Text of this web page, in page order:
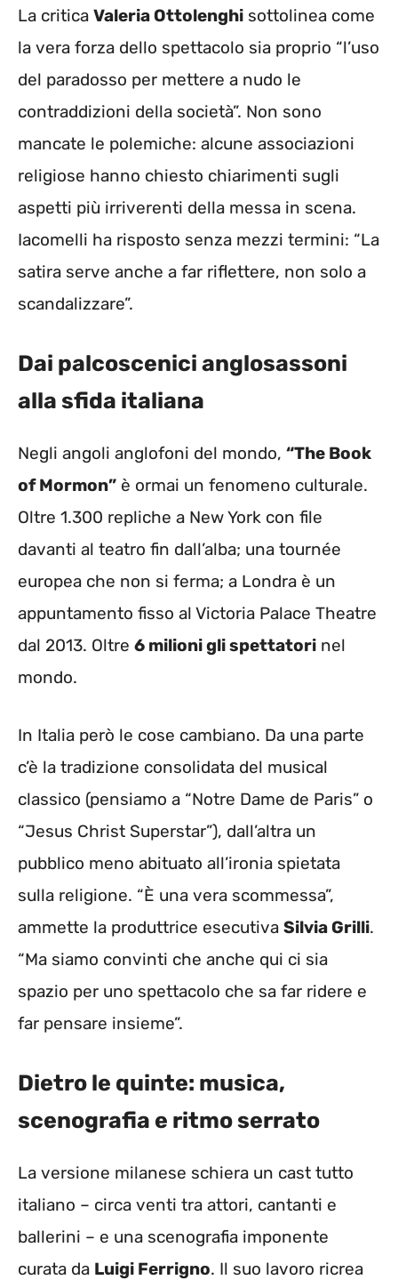
La critica Valeria Ottolenghi sottolinea come
la vera forza dello spettacolo sia proprio “l’uso
del paradosso per mettere a nudo le
contraddizioni della società”. Non sono
mancate le polemiche: alcune associazioni
religiose hanno chiesto chiarimenti sugli
aspetti più irriverenti della messa in scena.
Iacomelli ha risposto senza mezzi termini: “La
satira serve anche a far riflettere, non solo a
scandalizzare”.
Dai palcoscenici anglosassoni
alla sfida italiana
Negli angoli anglofoni del mondo, “The Book
of Mormon” è ormai un fenomeno culturale.
Oltre 1.300 repliche a New York con file
davanti al teatro fin dall’alba; una tournée
europea che non si ferma; a Londra è un
appuntamento fisso al Victoria Palace Theatre
dal 2013. Oltre 6 milioni gli spettatori nel
mondo.
In Italia però le cose cambiano. Da una parte
c’è la tradizione consolidata del musical
classico (pensiamo a “Notre Dame de Paris” o
“Jesus Christ Superstar”), dall’altra un
pubblico meno abituato all’ironia spietata
sulla religione. “È una vera scommessa”,
ammette la produttrice esecutiva Silvia Grilli.
“Ma siamo convinti che anche qui ci sia
spazio per uno spettacolo che sa far ridere e
far pensare insieme”.
Dietro le quinte: musica,
scenografia e ritmo serrato
La versione milanese schiera un cast tutto
italiano – circa venti tra attori, cantanti e
ballerini – e una scenografia imponente
curata da Luigi Ferrigno. Il suo lavoro ricrea